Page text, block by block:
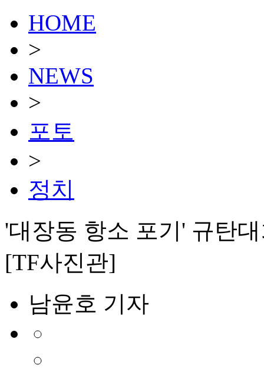
HOME
>
NEWS
>
포토
>
정치
'대장동 항소 포기' 규탄
[TF사진관]
남윤호 기자